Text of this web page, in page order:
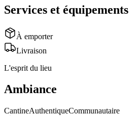
Services et équipements
À emporter
Livraison
L'esprit du lieu
Ambiance
CantineAuthentiqueCommunautaire